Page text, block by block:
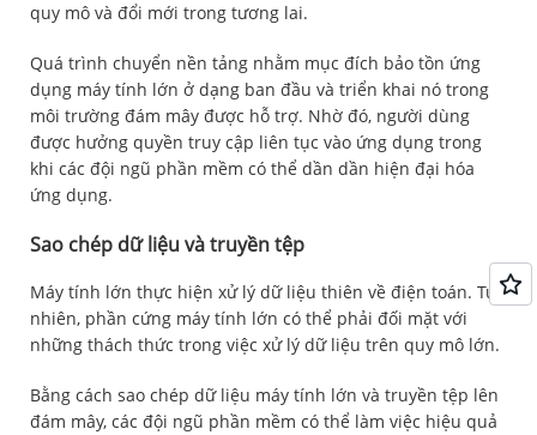
quy mô và đổi mới trong tương lai.
Quá trình chuyển nền tảng nhằm mục đích bảo tồn ứng
dụng máy tính lớn ở dạng ban đầu và triển khai nó trong
môi trường đám mây được hỗ trợ. Nhờ đó, người dùng
được hưởng quyền truy cập liên tục vào ứng dụng trong
khi các đội ngũ phần mềm có thể dần dần hiện đại hóa
ứng dụng.
Sao chép dữ liệu và truyền tệp
Máy tính lớn thực hiện xử lý dữ liệu thiên về điện toán. Tuy
nhiên, phần cứng máy tính lớn có thể phải đối mặt với
những thách thức trong việc xử lý dữ liệu trên quy mô lớn.
Bằng cách sao chép dữ liệu máy tính lớn và truyền tệp lên
đám mây, các đội ngũ phần mềm có thể làm việc hiệu quả